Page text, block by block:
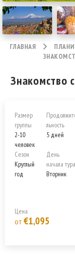
ГЛАВНАЯ
Знакомство
Размер
группы
2-10
человек
Сезон
Круглый
год
льность
5 дней
День
начала тура
Вторник
Цена
от €1,095